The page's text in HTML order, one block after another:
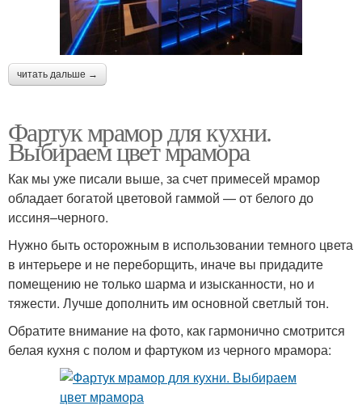
читать дальше →
Фартук мрамор для кухни.
Выбираем цвет мрамора
Как мы уже писали выше, за счет примесей мрамор
обладает богатой цветовой гаммой — от белого до
иссиня–черного.
Нужно быть осторожным в использовании темного цвета
в интерьере и не переборщить, иначе вы придадите
помещению не только шарма и изысканности, но и
тяжести. Лучше дополнить им основной светлый тон.
Обратите внимание на фото, как гармонично смотрится
белая кухня с полом и фартуком из черного мрамора: